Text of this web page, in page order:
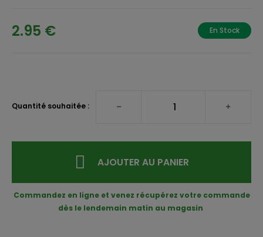
2.95 € En Stock
Quantité souhaitée :
AJOUTER AU PANIER
Commandez en ligne et venez récupérez votre commande
dès le lendemain matin au magasin